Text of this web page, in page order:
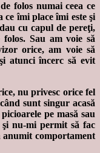
folos numai ceea ce
ce îmi place îmi este şi
cu capul de pereţi,
Sau am voie să
orice, am voie să
atunci încerc să evit
nu privesc orice fel
sunt singur acasă
pe masă sau
nu-mi permit să fac
anumit comportament